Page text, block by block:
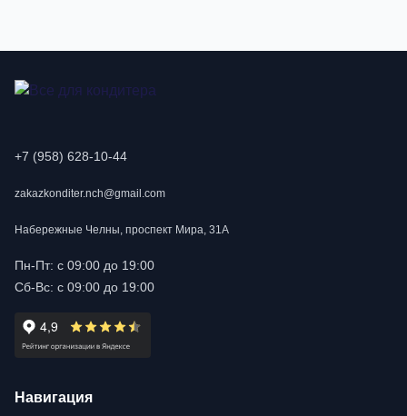
+7 (958) 628-10-44
zakazkonditer.nch@gmail.com
Набережные Челны, проспект Мира, 31А
Пн-Пт: с 09:00 до 19:00
Сб-Вс: с 09:00 до 19:00
Навигация